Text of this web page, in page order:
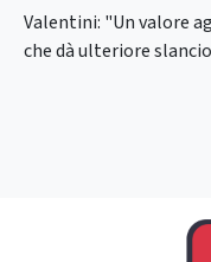
Valentini: "Un valore
che dà ulteriore